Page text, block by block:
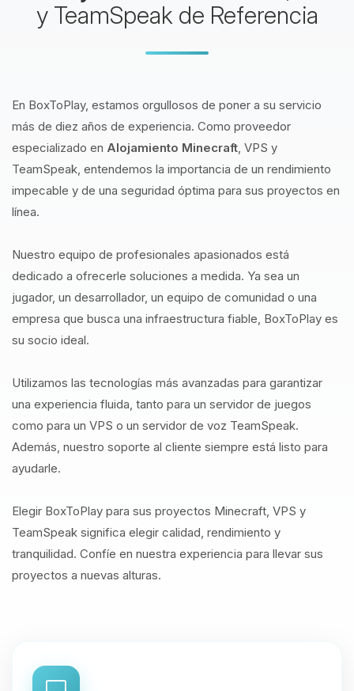
y TeamSpeak de Referencia
En BoxToPlay, estamos orgullosos de poner a su servicio
más de diez años de experiencia. Como proveedor
especializado en Alojamiento Minecraft, VPS y
TeamSpeak, entendemos la importancia de un rendimiento
impecable y de una seguridad óptima para sus proyectos en
línea.
Nuestro equipo de profesionales apasionados está
dedicado a ofrecerle soluciones a medida. Ya sea un
jugador, un desarrollador, un equipo de comunidad o una
empresa que busca una infraestructura fiable, BoxToPlay es
su socio ideal.
Utilizamos las tecnologías más avanzadas para garantizar
una experiencia fluida, tanto para un servidor de juegos
como para un VPS o un servidor de voz TeamSpeak.
Además, nuestro soporte al cliente siempre está listo para
ayudarle.
Elegir BoxToPlay para sus proyectos Minecraft, VPS y
TeamSpeak significa elegir calidad, rendimiento y
tranquilidad. Confíe en nuestra experiencia para llevar sus
proyectos a nuevas alturas.